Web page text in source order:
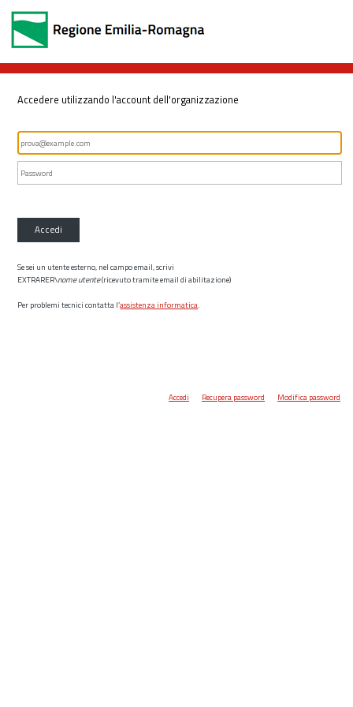
Accedere utilizzando l'account dell'organizzazione
Accedi
Se sei un utente esterno, nel campo email, scrivi
EXTRARER\nome utente(ricevuto tramite email di abilitazione)
Per problemi tecnici contatta l’assistenza informatica.
Accedi Recupera password Modifica password